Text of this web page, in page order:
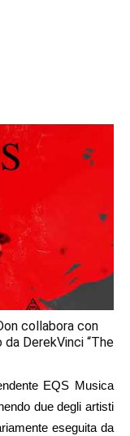
collabora con
DerekVinci “The
EQS Musica
due degli artisti
eseguita da